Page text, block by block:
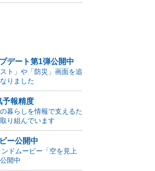
デート第1弾公開中
ト」や「防災」画面を追
りました
報精度
暮らしを情報で支えるた
り組んでいます
ー公開中
ンドムービー「空を見上
開中